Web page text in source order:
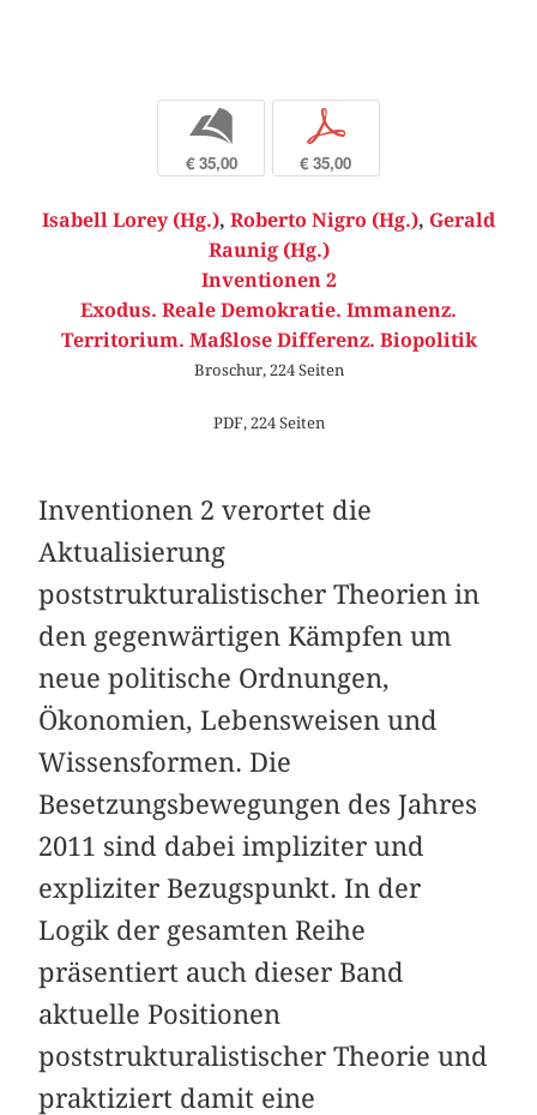
b
€ 35,00
p
€ 35,00
Isabell Lorey (Hg.), Roberto Nigro (Hg.), Gerald
Raunig (Hg.)
Inventionen 2
Exodus. Reale Demokratie. Immanenz.
Territorium. Maßlose Differenz. Biopolitik
Broschur, 224 Seiten
PDF, 224 Seiten
Inventionen 2 verortet die
Aktualisierung
poststrukturalistischer Theorien in
den gegenwärtigen Kämpfen um
neue politische Ordnungen,
Ökonomien, Lebensweisen und
Wissensformen. Die
Besetzungsbewegungen des Jahres
2011 sind dabei impliziter und
expliziter Bezugspunkt. In der
Logik der gesamten Reihe
präsentiert auch dieser Band
aktuelle Positionen
poststrukturalistischer Theorie und
praktiziert damit eine